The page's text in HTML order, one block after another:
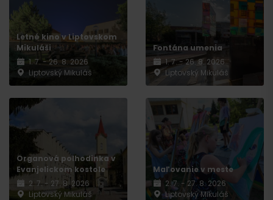
Letné kino v Liptovskom
Mikuláši
1. 7. - 26. 8. 2026
Liptovský Mikuláš
Fontána umenia
1. 7. - 26. 8. 2026
Liptovský Mikuláš
Organová polhodinka v
Evanjelickom kostole
2. 7. - 27. 8. 2026
Liptovský Mikuláš
Maľovanie v meste
2. 7. - 27. 8. 2026
Liptovský Mikuláš